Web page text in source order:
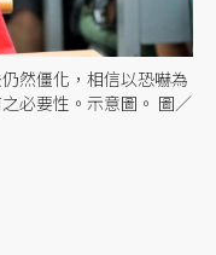
然僵化，相信以恐嚇為
必要性。示意圖。 圖／